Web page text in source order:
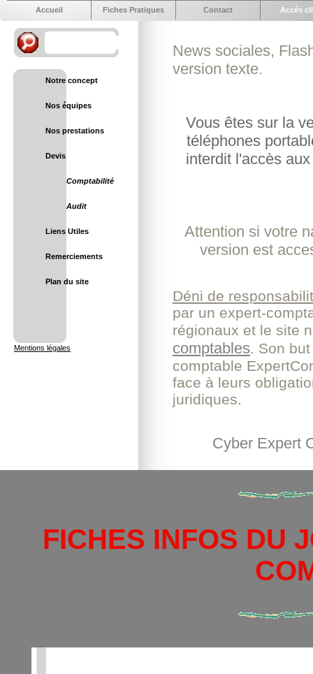
Accueil Fiches Pratiques Contact Accés
Notre concept
Nos équipes
Nos prestations
Devis
Comptabilité
Audit
Liens Utiles
Remerciements
Plan du site
Mentions légales
News sociales,
version texte.
Vous êtes sur la
téléphones
interdit l'accès
Attention si votre
version est
Déni de
par un expert-
régionaux et le site
comptables. Son
comptable
face à leurs
juridiques.
Cyber Expert
FICHES INFOS DU